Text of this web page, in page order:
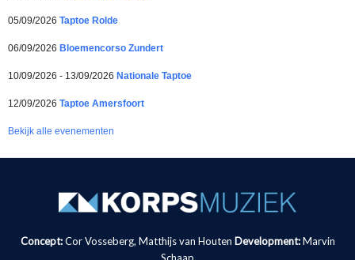
05/09/2026 Taptoe Rolde
06/09/2026 Bloemencorso Zundert
10/09/2026 - 13/09/2026 Nationale Taptoe
12/09/2026 Taptoe Amersfoort
Bekijk alle evenementen
Concept:Cor Vosseberg, Matthijs van Houten Development: Marvin